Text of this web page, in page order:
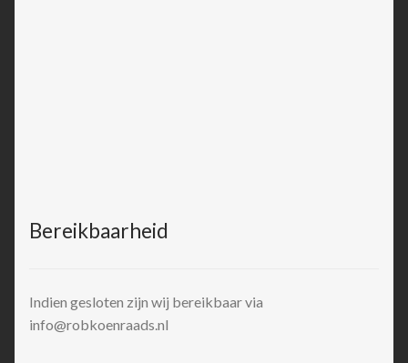
Bereikbaarheid
Indien gesloten zijn wij bereikbaar via
info@robkoenraads.nl